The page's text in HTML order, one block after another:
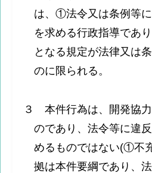
は、①法令又は条例等
を求める行政指導であ
となる規定が法律又は
のに限られる。
３ 本件行為は、開発協
のであり、法令等に違
めるものではない(①不
拠は本件要綱であり、